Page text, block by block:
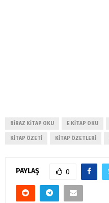
BIRAZ KITAP OKU E KITAP OKU
KITAP ÖZETI KITAP ÖZETLERI
PAYLAŞ 0